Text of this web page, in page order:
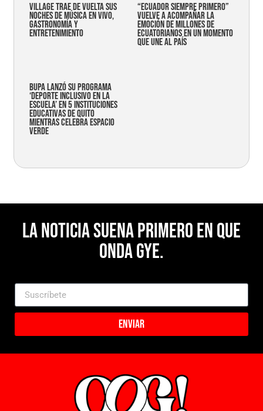
Village trae de vuelta sus
noches de música en vivo,
gastronomía y
entretenimiento
“Ecuador siempre primero”
vuelve a acompañar la
emoción de millones de
ecuatorianos en un momento
que une al país
Bupa lanzó su programa
‘Deporte Inclusivo en la
Escuela’ en 5 instituciones
educativas de Quito
mientras celebra espacio
verde
La noticia suena primero en Que
Onda Gye.
Enviar